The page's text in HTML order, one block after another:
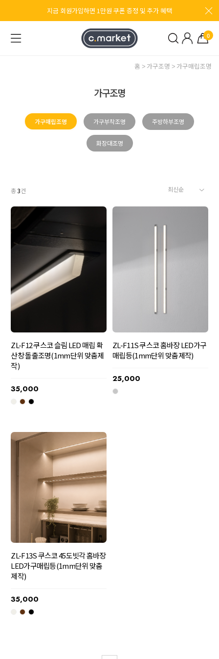
지금 회원가입하면 1만원 쿠폰 증정 및 추가 혜택
0
홈 가구조명 가구매립조명
가구조명
가구매립조명 가구부착조명 주방하부조명
화장대조명
총3건
ZL-F12 쿠스코 슬림 LED 매립 확
산창 돌출조명(1mm단위 맞춤제
작)
35,000
ZL-F11S 쿠스코 홈바장 LED가구
매립등(1mm단위 맞춤제작)
25,000
ZL-F13S 쿠스코 45도빗각 홈바장
LED가구매립등(1mm단위 맞춤
제작)
35,000